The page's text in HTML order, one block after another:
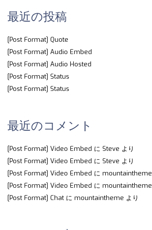
最近の投稿
[Post Format] Quote
[Post Format] Audio Embed
[Post Format] Audio Hosted
[Post Format] Status
[Post Format] Status
最近のコメント
[Post Format] Video Embed に Steve より
[Post Format] Video Embed に Steve より
[Post Format] Video Embed に mountaintheme
[Post Format] Video Embed に mountaintheme
[Post Format] Chat に mountaintheme より